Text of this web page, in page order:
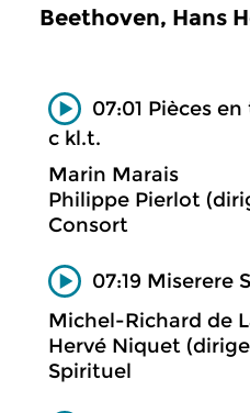
Beethoven, Hans
07:01 Pièces
c kl.t.
Marin Marais
Philippe Pierlot
Consort
07:19 Miserere
Michel-Richard de
Hervé Niquet
Spirituel